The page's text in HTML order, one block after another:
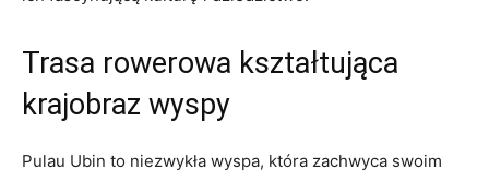
Trasa rowerowa kształtująca
krajobraz wyspy
Pulau Ubin to‌ niezwykła wyspa, która zachwyca ‍swoim